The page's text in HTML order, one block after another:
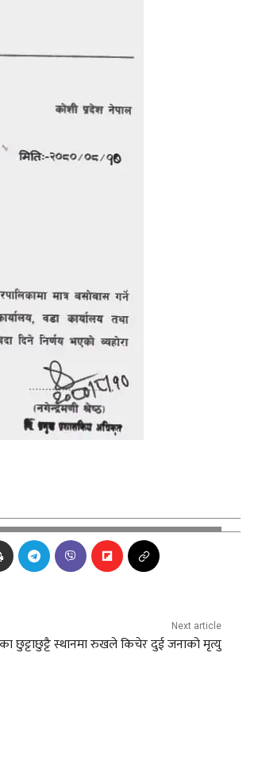
Next article
छुट्टाछुट्टै स्थानमा रुखले किचेर दुई जनाको मृत्यु